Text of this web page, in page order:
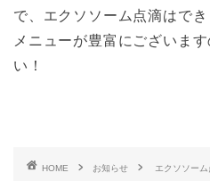
で、エクソソーム点滴はで
メニューが豊富にございま
い！
HOME お知らせ エクソソー